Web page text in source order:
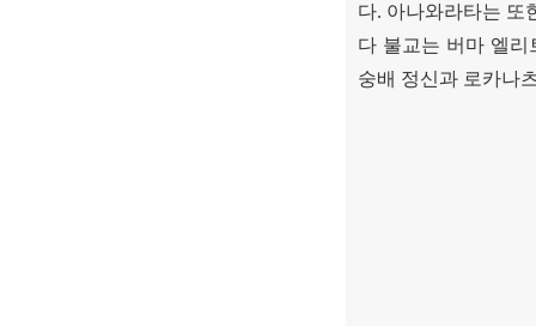
다. 아나와라타는 또
다 불교는 버마 엘
숭배 정신과 로카나